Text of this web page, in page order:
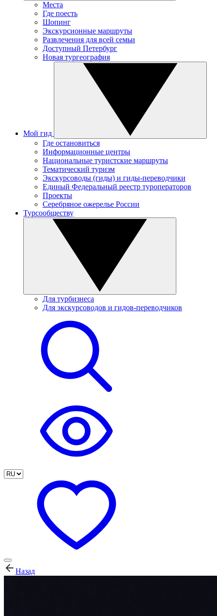
Места
Где поесть
Шопинг
Экскурсионные маршруты
Развлечения для всей семьи
Доступный Петербург
Новая тургеография
Мой гид
Где остановиться
Информационные центры
Национальные туристские маршруты
Тематический туризм
Экскурсоводы (гиды) и гиды-переводчики
Единый Федеральный реестр туроператоров
Проекты
Серебряное ожерелье России
Турсообществу
Для турбизнеса
Для экскурсоводов и гидов-переводчиков
Назад